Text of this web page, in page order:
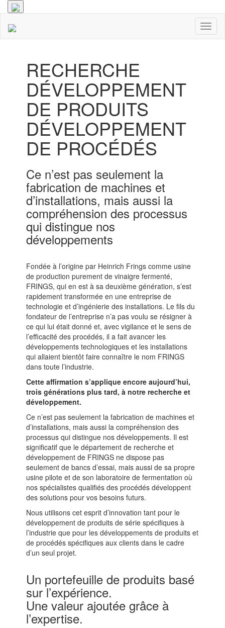
RECHERCHE
DÉVELOPPEMENT
DE PRODUITS
DÉVELOPPEMENT
DE PROCÉDÉS
Ce n’est pas seulement la
fabrication de machines et
d’installations, mais aussi la
compréhension des processus
qui distingue nos
développements
Fondée à l’origine par Heinrich Frings comme usine
de production purement de vinaigre fermenté,
FRINGS, qui en est à sa deuxième génération, s’est
rapidement transformée en une entreprise de
technologie et d’ingénierie des installations. Le fils du
fondateur de l’entreprise n’a pas voulu se résigner à
ce qui lui était donné et, avec vigilance et le sens de
l’efficacité des procédés, il a fait avancer les
développements technologiques et les installations
qui allaient bientôt faire connaître le nom FRINGS
dans toute l’industrie.
Cette affirmation s’applique encore aujourd’hui,
trois générations plus tard, à notre recherche et
développement.
Ce n’est pas seulement la fabrication de machines et
d’installations, mais aussi la compréhension des
processus qui distingue nos développements. Il est
significatif que le département de recherche et
développement de FRINGS ne dispose pas
seulement de bancs d’essai, mais aussi de sa propre
usine pilote et de son laboratoire de fermentation où
nos spécialistes qualifiés des procédés développent
des solutions pour vos besoins futurs.
Nous utilisons cet esprit d’innovation tant pour le
développement de produits de série spécifiques à
l’industrie que pour les développements de produits et
de procédés spécifiques aux clients dans le cadre
d’un seul projet.
Un portefeuille de produits basé
sur l’expérience.
Une valeur ajoutée grâce à
l’expertise.